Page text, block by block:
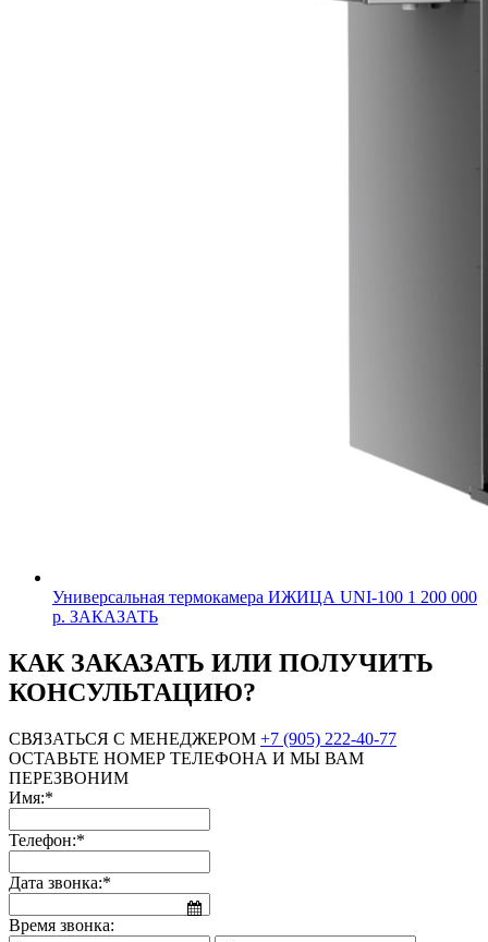
Универсальная термокамера ИЖИЦА UNI-100 1 200 000
р. ЗАКАЗАТЬ
КАК ЗАКАЗАТЬ ИЛИ ПОЛУЧИТЬ
КОНСУЛЬТАЦИЮ?
СВЯЗАТЬСЯ С МЕНЕДЖЕРОМ +7 (905) 222-40-77
ОСТАВЬТЕ НОМЕР ТЕЛЕФОНА И МЫ ВАМ
ПЕРЕЗВОНИМ
Имя:*
Телефон:*
Дата звонка:*
Время звонка: